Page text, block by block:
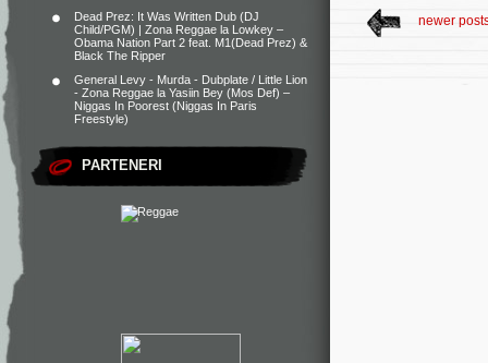
Dead Prez: It Was Written Dub (DJ
Child/PGM) | Zona Reggae la Lowkey –
Obama Nation Part 2 feat. M1(Dead Prez) &
Black The Ripper
General Levy - Murda - Dubplate / Little Lion
- Zona Reggae la Yasiin Bey (Mos Def) –
Niggas In Poorest (Niggas In Paris
Freestyle)
PARTENERI
newer